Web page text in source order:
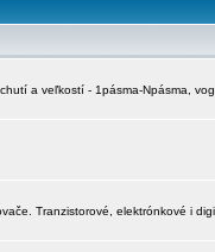
a veľkostí - 1pásma-Npásma,
Tranzistorové, elektrónkové i